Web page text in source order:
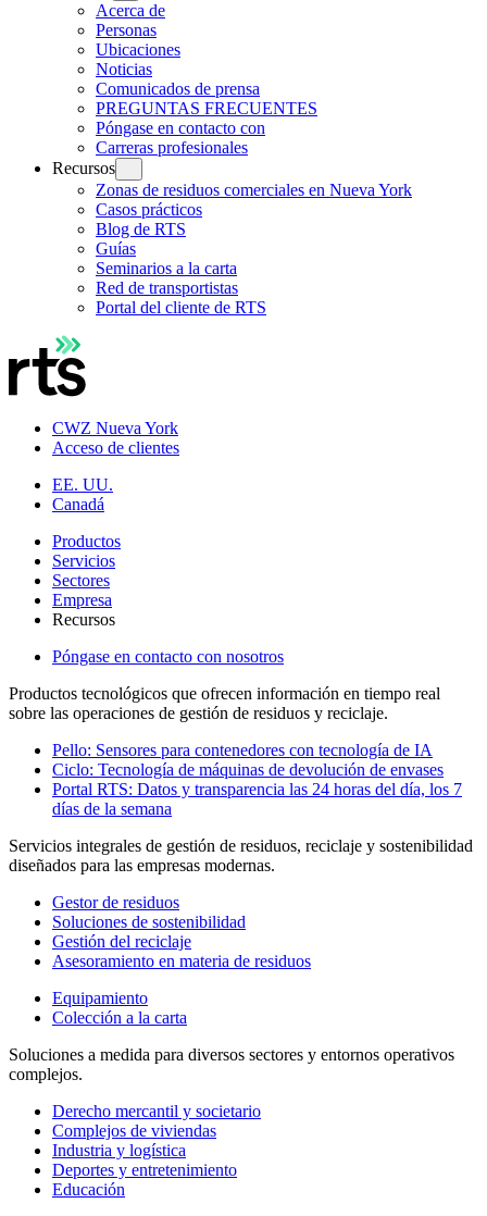
Acerca de
Personas
Ubicaciones
Noticias
Comunicados de prensa
PREGUNTAS FRECUENTES
Póngase en contacto con
Carreras profesionales
Recursos
Zonas de residuos comerciales en Nueva York
Casos prácticos
Blog de RTS
Guías
Seminarios a la carta
Red de transportistas
Portal del cliente de RTS
CWZ Nueva York
Acceso de clientes
EE. UU.
Canadá
Productos
Servicios
Sectores
Empresa
Recursos
Póngase en contacto con nosotros
Productos tecnológicos que ofrecen información en tiempo real
sobre las operaciones de gestión de residuos y reciclaje.
Pello: Sensores para contenedores con tecnología de IA
Ciclo: Tecnología de máquinas de devolución de envases
Portal RTS: Datos y transparencia las 24 horas del día, los 7
días de la semana
Servicios integrales de gestión de residuos, reciclaje y sostenibilidad
diseñados para las empresas modernas.
Gestor de residuos
Soluciones de sostenibilidad
Gestión del reciclaje
Asesoramiento en materia de residuos
Equipamiento
Colección a la carta
Soluciones a medida para diversos sectores y entornos operativos
complejos.
Derecho mercantil y societario
Complejos de viviendas
Industria y logística
Deportes y entretenimiento
Educación